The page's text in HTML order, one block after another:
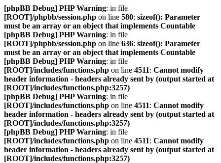
[phpBB Debug] PHP Warning: in file
[ROOT]/phpbb/session.php on line 580: sizeof(): Parameter
must be an array or an object that implements Countable
[phpBB Debug] PHP Warning: in file
[ROOT]/phpbb/session.php on line 636: sizeof(): Parameter
must be an array or an object that implements Countable
[phpBB Debug] PHP Warning: in file
[ROOT]/includes/functions.php on line 4511: Cannot modify
header information - headers already sent by (output started at
[ROOT]/includes/functions.php:3257)
[phpBB Debug] PHP Warning: in file
[ROOT]/includes/functions.php on line 4511: Cannot modify
header information - headers already sent by (output started at
[ROOT]/includes/functions.php:3257)
[phpBB Debug] PHP Warning: in file
[ROOT]/includes/functions.php on line 4511: Cannot modify
header information - headers already sent by (output started at
[ROOT]/includes/functions.php:3257)